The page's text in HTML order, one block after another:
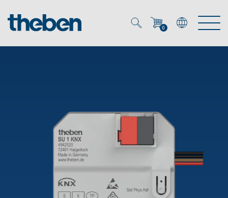
0
Energy Manager
Smart Home
OEM-Lösungen
Ansprechpartner OEM
Zeit- und Lichtsteuerung